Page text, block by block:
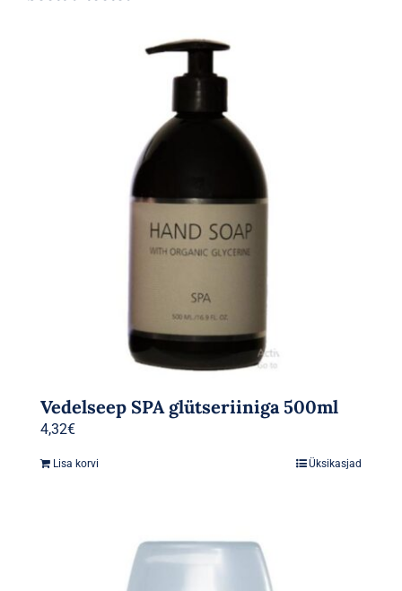
Vedelseep SPA glütseriiniga 500ml
4,32€
Lisa korvi Üksikasjad